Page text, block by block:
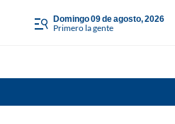
domingo 09 de agosto, 2026
Primero la gente